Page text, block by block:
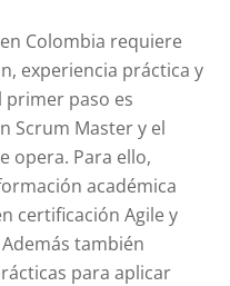
Colombia requiere
experiencia práctica y
primer paso es
Scrum Master y el
opera. Para ello,
académica
certificación Agile y
también
para aplicar